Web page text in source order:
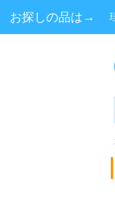
お探しの品は→